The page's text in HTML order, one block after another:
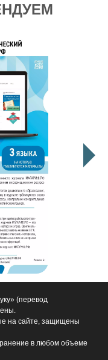
(перевод
на сайте, защищены
в любом объеме